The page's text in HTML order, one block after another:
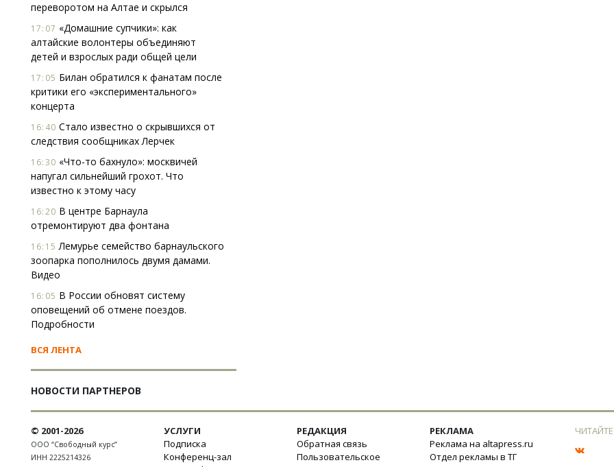
переворотом на Алтае и скрылся
17:07 «Домашние супчики»: как
алтайские волонтеры объединяют
детей и взрослых ради общей цели
17:05 Билан обратился к фанатам после
критики его «экспериментального»
концерта
16:40 Стало известно о скрывшихся от
следствия сообщниках Лерчек
16:30 «Что-то бахнуло»: москвичей
напугал сильнейший грохот. Что
известно к этому часу
16:20 В центре Барнаула
отремонтируют два фонтана
16:15 Лемурье семейство барнаульского
зоопарка пополнилось двумя дамами.
Видео
16:05 В России обновят систему
оповещений об отмене поездов.
Подробности
ВСЯ ЛЕНТА
НОВОСТИ ПАРТНЕРОВ
© 2001-2026
ООО “Свободный курс”
ИНН 2225214326
УСЛУГИ
Подписка
Конференц-зал
РЕДАКЦИЯ
Обратная связь
Пользовательское
РЕКЛАМА
Реклама на altapress.ru
Отдел рекламы в ТГ